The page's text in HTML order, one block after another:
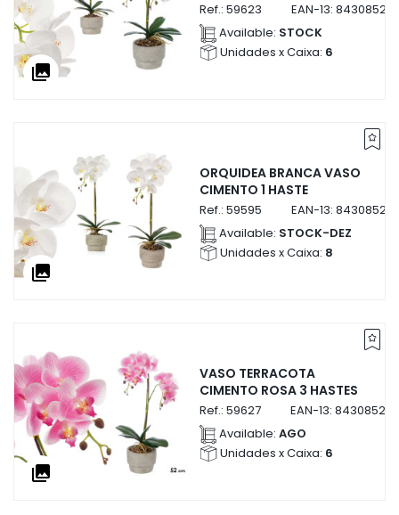
collections
Ref.: 59623 EAN-13:
Available: STOCK
Unidades x Caixa: 6
collections
ORQUIDEA BRANCA VASO
CIMENTO 1 HASTE
Ref.: 59595 EAN-13:
Available: STOCK-DEZ
Unidades x Caixa: 8
collections
VASO TERRACOTA
CIMENTO ROSA 3 HASTES
Ref.: 59627 EAN-13:
Available: AGO
Unidades x Caixa: 6